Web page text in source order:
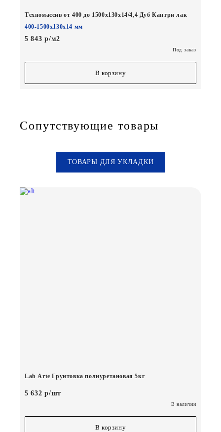
Техномассив от 400 до 1500х130х14/4,4 Дуб Кантри лак
400-1500х130х14 мм
5 843 р/м2
Под заказ
В корзину
Сопутствующие товары
ТОВАРЫ ДЛЯ УКЛАДКИ
Lab Arte Грунтовка полиуретановая 5кг
5 632 р/шт
В наличии
В корзину